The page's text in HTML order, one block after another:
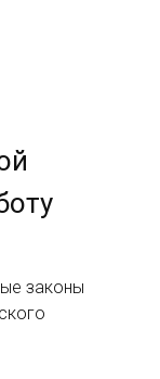
законы